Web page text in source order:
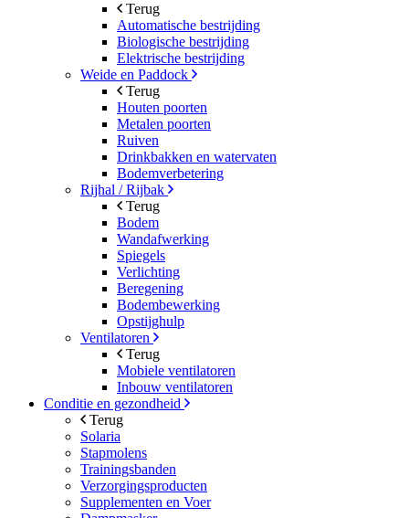
Terug
Automatische bestrijding
Biologische bestrijding
Elektrische bestrijding
Weide en Paddock
Terug
Houten poorten
Metalen poorten
Ruiven
Drinkbakken en watervaten
Bodemverbetering
Rijhal / Rijbak
Terug
Bodem
Wandafwerking
Spiegels
Verlichting
Beregening
Bodembewerking
Opstijghulp
Ventilatoren
Terug
Mobiele ventilatoren
Inbouw ventilatoren
Conditie en gezondheid
Terug
Solaria
Stapmolens
Trainingsbanden
Verzorgingsproducten
Supplementen en Voer